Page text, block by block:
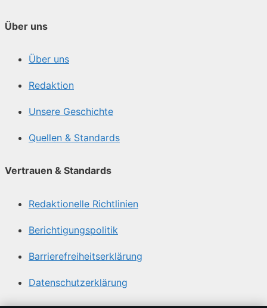
Über uns
Über uns
Redaktion
Unsere Geschichte
Quellen & Standards
Vertrauen & Standards
Redaktionelle Richtlinien
Berichtigungspolitik
Barrierefreiheitserklärung
Datenschutzerklärung